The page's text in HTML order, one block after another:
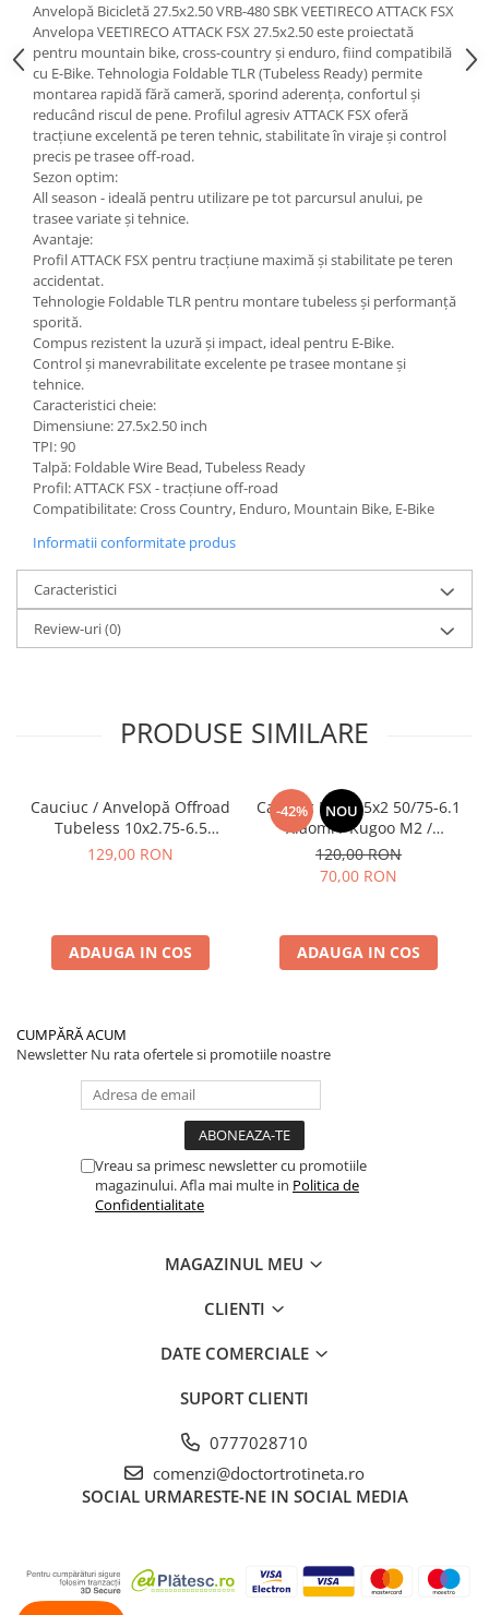
Anvelopă Bicicletă 27.5x2.50 VRB-480 SBK VEETIRECO ATTACK FSX
Anvelopa VEETIRECO ATTACK FSX 27.5x2.50 este proiectată
pentru mountain bike, cross-country și enduro, fiind compatibilă
cu E-Bike. Tehnologia Foldable TLR (Tubeless Ready) permite
montarea rapidă fără cameră, sporind aderența, confortul și
reducând riscul de pene. Profilul agresiv ATTACK FSX oferă
tracțiune excelentă pe teren tehnic, stabilitate în viraje și control
precis pe trasee off-road.
Sezon optim:
All season - ideală pentru utilizare pe tot parcursul anului, pe
trasee variate și tehnice.
Avantaje:
Profil ATTACK FSX pentru tracțiune maximă și stabilitate pe teren
accidentat.
Tehnologie Foldable TLR pentru montare tubeless și performanță
sporită.
Compus rezistent la uzură și impact, ideal pentru E-Bike.
Control și manevrabilitate excelente pe trasee montane și
tehnice.
Caracteristici cheie:
Dimensiune: 27.5x2.50 inch
TPI: 90
Talpă: Foldable Wire Bead, Tubeless Ready
Profil: ATTACK FSX - tracțiune off-road
Compatibilitate: Cross Country, Enduro, Mountain Bike, E-Bike
Informatii conformitate produs
Caracteristici
Review-uri(0)
PRODUSE SIMILARE
Cauciuc / Anvelopă Offroad
Tubeless 10x2.75-6.5
KuKirin G2/G2 Master 2025
129,00 RON
ADAUGA IN COS
-42% NOU
Cauciuc Plin 8.5x2 50/75-6.1
Xiaomi / Kugoo M2 /
Ducati/Evergreen/Motus/
120,00 RON
70,00 RON
ADAUGA IN COS
CUMPĂRĂ ACUM
Newsletter Nu rata ofertele si promotiile noastre
Vreau sa primesc newsletter cu promotiile
magazinului. Afla mai multe in Politica de
Confidentialitate
MAGAZINUL MEU
CLIENTI
DATE COMERCIALE
SUPORT CLIENTI
0777028710
comenzi@doctortrotineta.ro
SOCIAL URMARESTE-NE IN SOCIAL MEDIA